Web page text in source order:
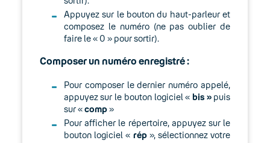
Appuyez sur le bouton du haut-parleur et
composez le numéro (ne pas oublier de
faire le « 0 » pour sortir).
Composer un numéro enregistré :
Pour composer le dernier numéro appelé,
appuyez sur le bouton logiciel « bis »puis
sur «comp»
Pour afficher le répertoire, appuyez sur le
bouton logiciel « rép», sélectionnez votre